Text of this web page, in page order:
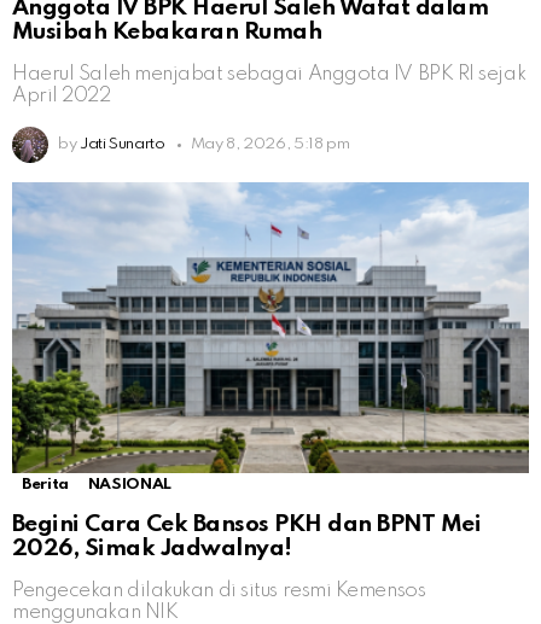
Anggota IV BPK Haerul Saleh Wafat dalam
Musibah Kebakaran Rumah
Haerul Saleh menjabat sebagai Anggota IV BPK RI sejak
April 2022
by Jati Sunarto May 8, 2026, 5:18 pm
Berita NASIONAL
Begini Cara Cek Bansos PKH dan BPNT Mei
2026, Simak Jadwalnya!
Pengecekan dilakukan di situs resmi Kemensos
menggunakan NIK